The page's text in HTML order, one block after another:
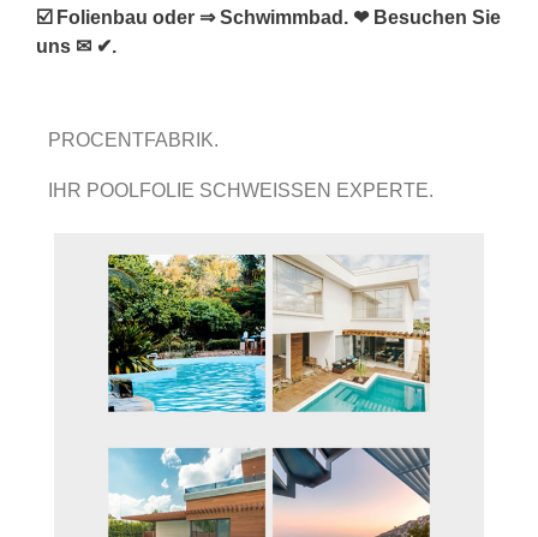
☑️ Folienbau oder ⇒ Schwimmbad. ❤ Besuchen Sie
uns ✉ ✔.
PROCENTFABRIK.
IHR POOLFOLIE SCHWEISSEN EXPERTE.